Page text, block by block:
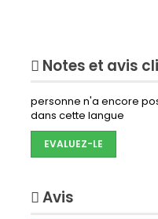
Notes et avis
personne n'a encore
dans cette langue
EVALUEZ-LE
Avis